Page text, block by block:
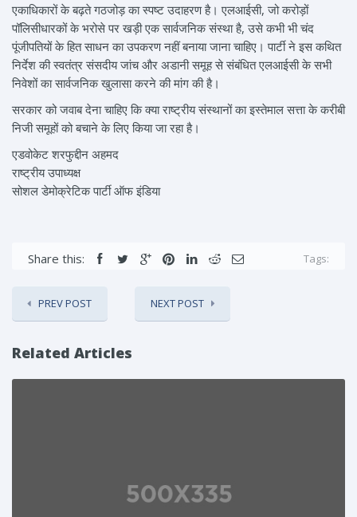
एकाधिकारों के बढ़ते गठजोड़ का स्पष्ट उदाहरण है। एलआईसी, जो करोड़ों
पॉलिसीधारकों के भरोसे पर खड़ी एक सार्वजनिक संस्था है, उसे कभी भी चंद
पूंजीपतियों के हित साधन का उपकरण नहीं बनाया जाना चाहिए। पार्टी ने इस कथित
निर्देश की स्वतंत्र संसदीय जांच और अडानी समूह से संबंधित एलआईसी के सभी
निवेशों का सार्वजनिक खुलासा करने की मांग की है।
सरकार को जवाब देना चाहिए कि क्या राष्ट्रीय संस्थानों का इस्तेमाल सत्ता के करीबी
निजी समूहों को बचाने के लिए किया जा रहा है।
एडवोकेट शरफुद्दीन अहमद
राष्ट्रीय उपाध्यक्ष
सोशल डेमोक्रेटिक पार्टी ऑफ इंडिया
Share this: Tags:
PREV POST NEXT POST
Related Articles